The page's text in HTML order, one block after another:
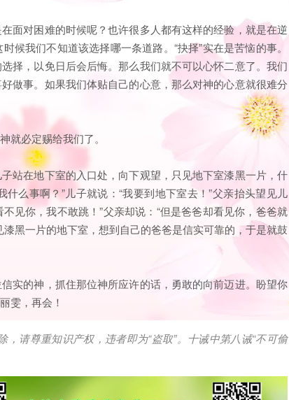
面对困难的时候呢？也许很多人都有这样的经验，就是在逆
我们不知道该选择哪一条道路。“抉择”实在是苦恼的事。
择，以免日后会后悔。那么我们就不可以心怀二意了。我们
做事。如果我们体贴自己的心意，那么对神的心意就很难分
就必定赐给我们了。
站在地下室的入口处，向下观望，只见地下室漆黑一片，什
么事啊？”儿子就说：“我要到地下室去！”父亲抬头望见儿
见你，我不敢跳！”父亲却说：“但是爸爸却看见你，爸爸就
黑一片的地下室，想到自己的爸爸是信实可靠的，于是就鼓
实的神，抓住那位神所应许的话，勇敢的向前迈进。盼望你
雯，再会！
，请尊重知识产权，违者即为“盗取”。十诫中第八诫“不可偷